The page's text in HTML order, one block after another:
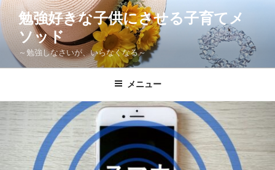
コ
ン
テ
ツ
キ
勉強好きな子供にさせる子育てメ
ソッド
～勉強しなさいが、いらなくなる～
メニュー